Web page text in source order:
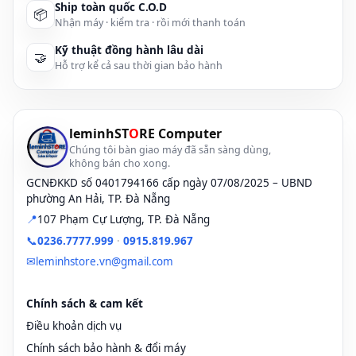
Chú ý:Phải tháoPin,sạcra khỏi laptop trước khi vệ sinh.
Làm sạch màn hình LCD
✔ Nếu Screen LAPTOP/LCD chỉ bị bám bụi, sử dụng nước sạch là
✔ Trường hợp phải sử dụng dấm, bạn nên pha nó với một ít nước.
Sau đó, đựng dung dịch trên vào bình xịt.
Lưu ý:
✔ Tuyệt đối KHÔNG lau màn hình LCD bằng vải khô, cứng, vải có
nhiều lông, vì nó có thể làm xước màn hình của bạn.
✔ Phun dung dịch rửa lên khăn mềm. Bạn không nên phun trực
tiếp lên màn hình. Đối với laptop, khi phun lên khăn mềm, phải đảm
kẻ hỡ trên máy dẫn đến hư hỏng. Bạn có thể phun vào một góc
✔ Lau nhẹ khăn trên màn hình. Bạn có thể lau dọc hoặc lau ngang,
📦 Ship toàn quốc C.O.D
Nhận máy · kiểm tra · rồi mới thanh toán
🤝 Kỹ thuật đồng hành lâu dài
Hỗ trợ kể cả sau thời gian bảo hành
leminhSTORE Computer
Chúng tôi bàn giao máy đã sẵn sàng dùng,
không bán cho xong.
GCNĐKKD số 0401794166 cấp ngày 07/08/2025 – UBND
phường An Hải, TP. Đà Nẵng
📍107 Phạm Cự Lượng, TP. Đà Nẵng
📞0236.7777.999 · 0915.819.967
✉leminhstore.vn@gmail.com
Chính sách & cam kết
Điều khoản dịch vụ
Chính sách bảo hành & đổi máy